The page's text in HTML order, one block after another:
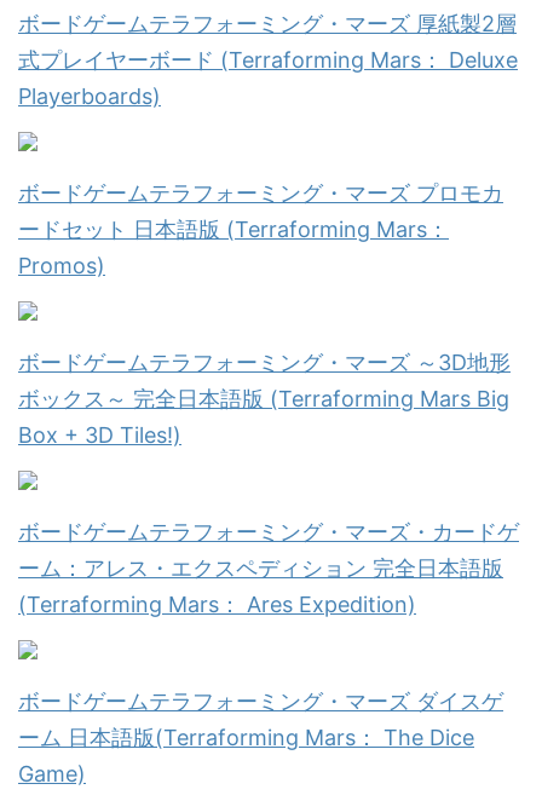
ボードゲームテラフォーミング・マーズ 厚紙製2層
式プレイヤーボード (Terraforming Mars： Deluxe
Playerboards)
ボードゲームテラフォーミング・マーズ プロモカ
ードセット 日本語版 (Terraforming Mars：
Promos)
ボードゲームテラフォーミング・マーズ ～3D地形
ボックス～ 完全日本語版 (Terraforming Mars Big
Box + 3D Tiles!)
ボードゲームテラフォーミング・マーズ・カードゲ
ーム：アレス・エクスペディション 完全日本語版
(Terraforming Mars： Ares Expedition)
ボードゲームテラフォーミング・マーズ ダイスゲ
ーム 日本語版(Terraforming Mars： The Dice
Game)